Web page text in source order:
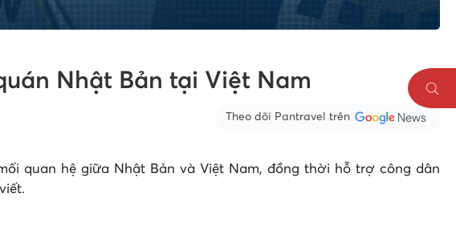
Nhật Bản tại Việt Nam
Theo dõi Pantravel trên
quan hệ giữa Nhật Bản và Việt Nam, đồng thời hỗ trợ công dân